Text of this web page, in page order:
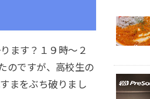
ます？１９時～２
のですが、高校生の
まをぶち破りまし